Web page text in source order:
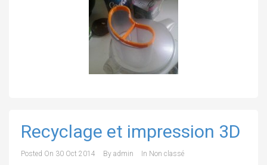
Recyclage et impression 3D
Posted On 30 Oct 2014 By admin In Non classé